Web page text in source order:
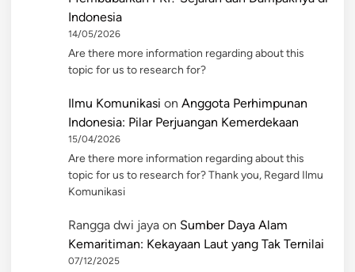
Indonesia
14/05/2026
Are there more information regarding about this
topic for us to research for?
Ilmu Komunikasi on Anggota Perhimpunan
Indonesia: Pilar Perjuangan Kemerdekaan
15/04/2026
Are there more information regarding about this
topic for us to research for? Thank you, Regard Ilmu
Komunikasi
Rangga dwi jaya on Sumber Daya Alam
Kemaritiman: Kekayaan Laut yang Tak Ternilai
07/12/2025